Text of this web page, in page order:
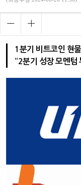
1분기 비트코인 현
“2분기 성장 모멘텀